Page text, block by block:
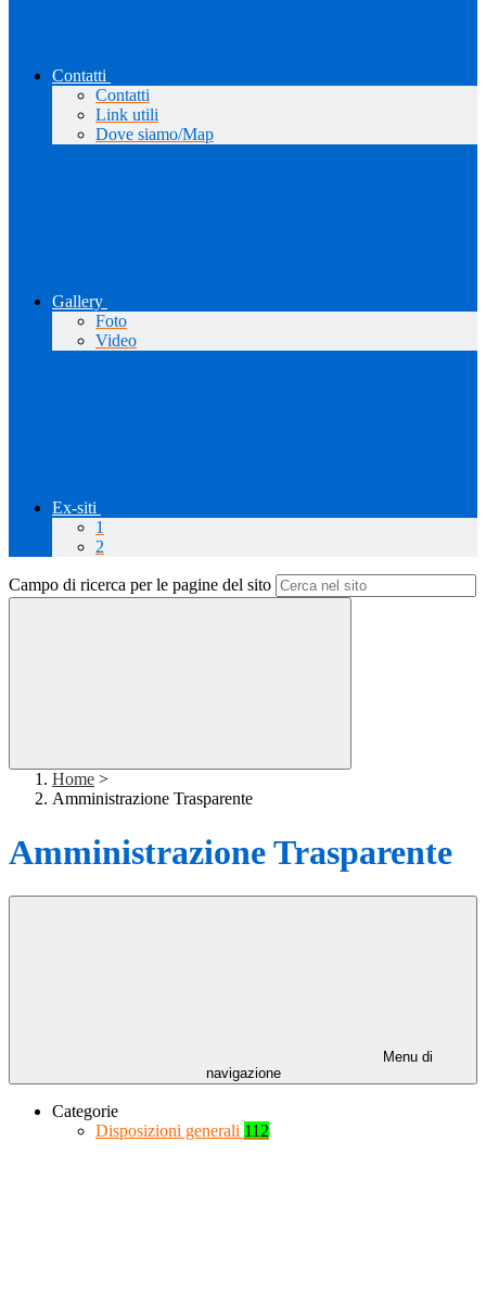
Contatti
Contatti
Link utili
Dove siamo/Map
Gallery
Foto
Video
Ex-siti
1
2
Campo di ricerca per le pagine del sito
Home >
Amministrazione Trasparente
Amministrazione Trasparente
Menu di
navigazione
Categorie
Disposizioni generali 112